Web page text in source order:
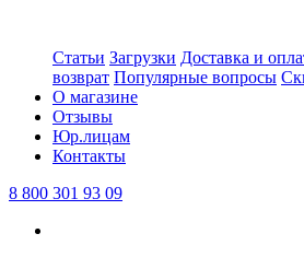
Статьи Загрузки Доставка и
возврат Популярные вопросы
О магазине
Отзывы
Юр.лицам
Контакты
8 800 301 93 09